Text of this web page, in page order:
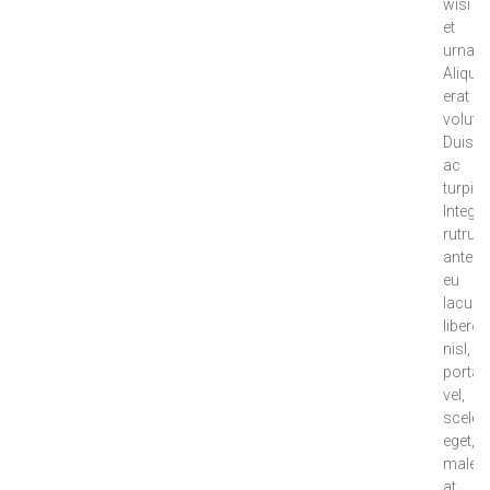
wisi
et
urna.
erat
Duis
ac
turpis.
Integer
rutrum
ante
eu
libero
nisl,
porta
vel,
eget,